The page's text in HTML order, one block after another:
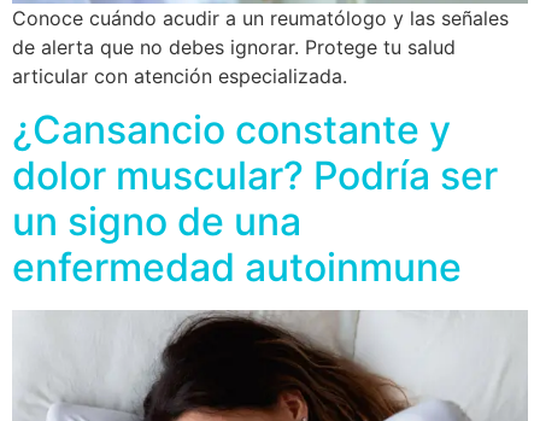
Conoce cuándo acudir a un reumatólogo y las señales
de alerta que no debes ignorar. Protege tu salud
articular con atención especializada.
¿Cansancio constante y
dolor muscular? Podría ser
un signo de una
enfermedad autoinmune